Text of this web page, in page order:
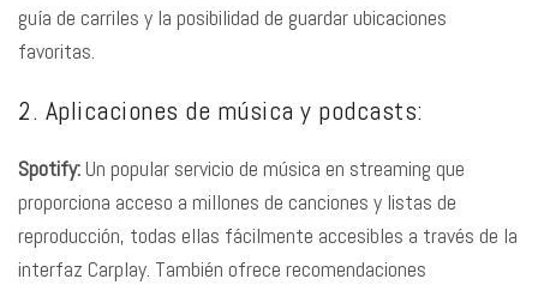
guía de carriles y la posibilidad de guardar ubicaciones
favoritas.
2. Aplicaciones de música y podcasts:
Spotify: Un popular servicio de música en streaming que
proporciona acceso a millones de canciones y listas de
reproducción, todas ellas fácilmente accesibles a través de la
interfaz Carplay. También ofrece recomendaciones